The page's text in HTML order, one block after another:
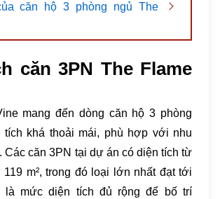
căn hộ 3 phòng ngủ The
căn 3PN The Flame
mang đến dòng căn hộ 3 phòng
tích khá thoải mái, phù hợp với nhu
Các căn 3PN tại dự án có diện tích từ
119 m², trong đó loại lớn nhất đạt tới
là mức diện tích đủ rộng để bố trí